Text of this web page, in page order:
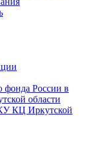
фонда России в
области
КЦ Иркутской